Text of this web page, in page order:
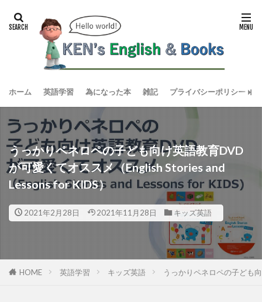
ホーム 英語学習 為になった本 雑記 プライバシーポリシー
うっかりペネロペの子ども向け英語教育DVD
が可愛くてオススメ（English Stories and
Lessons for KIDS）
2021年2月28日 2021年11月28日 キッズ英語
HOME 英語学習 キッズ英語 うっかりペネロペの子ども